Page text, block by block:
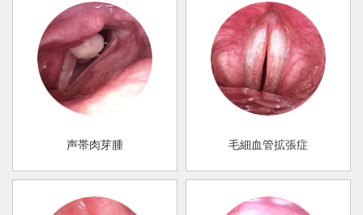
声帯肉芽腫 毛細血管拡張症